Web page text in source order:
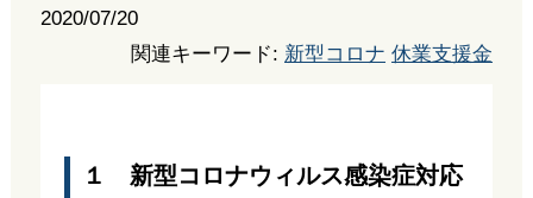
2020/07/20
関連キーワード: 新型コロナ 休業支援金
１ 新型コロナウィルス感染症対応